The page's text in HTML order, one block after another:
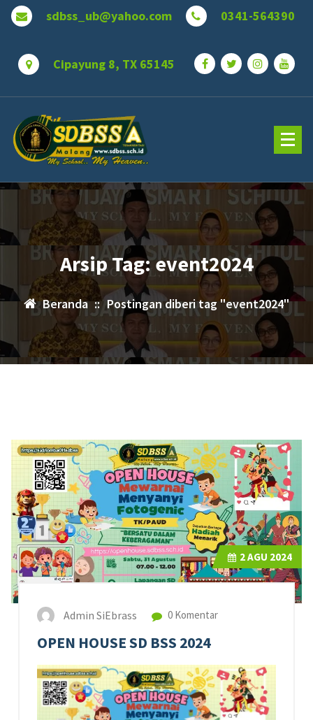
Lewati
sdbss_ub@yahoo.com 0341-564390
Cipayung 8, TX 65145
Arsip Tag: event2024
Beranda :: Postingan diberi tag "event2024"
2AGU 2024
Admin SiEbrass 0 Komentar
OPEN HOUSE SD BSS 2024